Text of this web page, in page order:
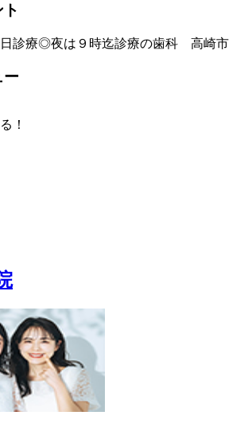
診療◎夜は９時迄診療の歯科 高崎市
ー
！